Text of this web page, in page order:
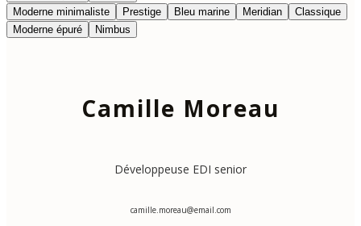
Moderne minimaliste
Prestige Bleu marine Meridian
Classique
Moderne épuré
Nimbus
Camille Moreau
Développeuse EDI senior
camille.moreau@email.com